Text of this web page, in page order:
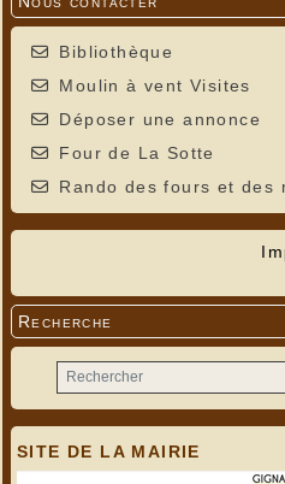
Bibliothèque
Moulin à vent Visites
Déposer une annonce
Four de La Sotte
Rando des fours et des
Recherche
SITE DE LA MAIRIE